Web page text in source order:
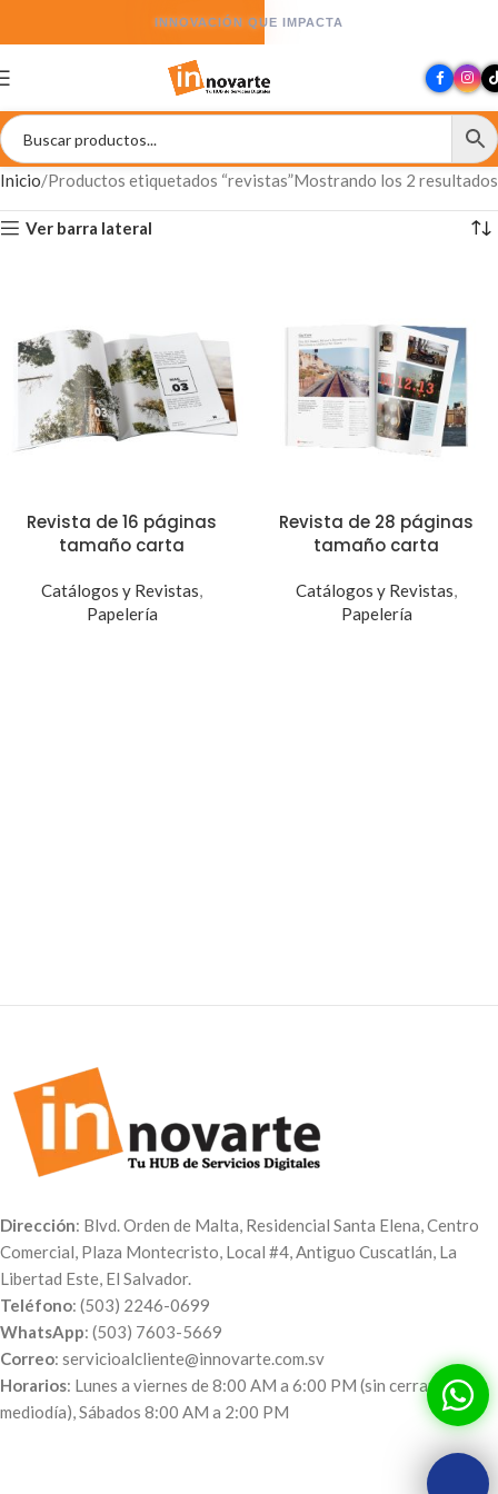
INNOVACIÓN QUE IMPACTA
Inicio Productos etiquetados “revistas”Mostrando los 2 resultados
Ver barra lateral
Revista de 16 páginas
tamaño carta
Catálogos y Revistas,
Papelería
Revista de 28 páginas
tamaño carta
Catálogos y Revistas,
Papelería
Dirección: Blvd. Orden de Malta, Residencial Santa Elena, Centro
Comercial, Plaza Montecristo, Local #4, Antiguo Cuscatlán, La
Libertad Este, El Salvador.
Teléfono: (503) 2246-0699
WhatsApp: (503) 7603-5669
Correo: servicioalcliente@innovarte.com.sv
Horarios: Lunes a viernes de 8:00 AM a 6:00 PM (sin cerrar al
mediodía), Sábados 8:00 AM a 2:00 PM